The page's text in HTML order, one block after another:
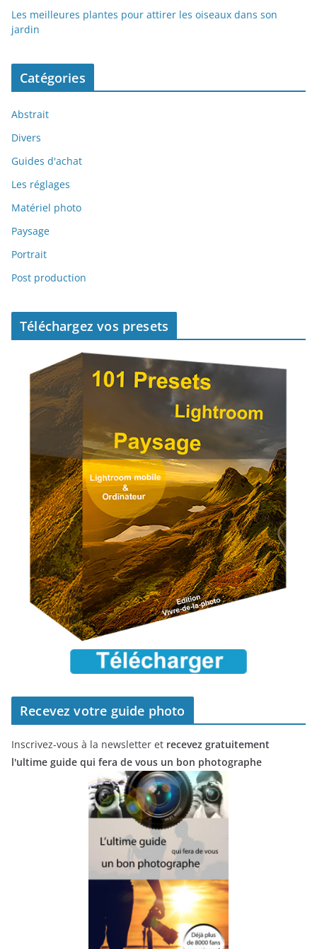
Les meilleures plantes pour attirer les oiseaux dans son
jardin
Catégories
Abstrait
Divers
Guides d'achat
Les réglages
Matériel photo
Paysage
Portrait
Post production
Téléchargez vos presets
Recevez votre guide photo
Inscrivez-vous à la newsletter et recevez gratuitement
l'ultime guide qui fera de vous un bon photographe